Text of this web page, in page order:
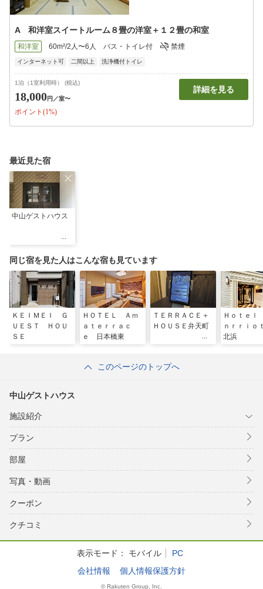
A 和洋室スイートルーム８畳の洋室＋１２畳の和室
和洋室 60m²/2人〜6人 バス・トイレ付 禁煙
インターネット可 二間以上 洗浄機付トイレ
1泊（1室利用時） (税込)
18,000円 ／室〜
ポイント(1%)
詳細を見る
最近見た宿
中山ゲストハウス
同じ宿を見た人はこんな宿も見ています
ＫＥＩＭＥＩ Ｇ
ＵＥＳＴ ＨＯＵ
ＳＥ
ＨＯＴＥＬ Ａｍ
ａｔｅｒｒａｃ
ｅ 日本橋東
ＴＥＲＲＡＣＥ＋
ＨＯＵＳＥ弁天町
Ｈｏｔｅ
ｎｒｒｉ
北浜
このページのトップへ
中山ゲストハウス
施設紹介
プラン
部屋
写真・動画
クーポン
クチコミ
表示モード： モバイル
PC
会社情報
個人情報保護方針
© Rakuten Group, Inc.